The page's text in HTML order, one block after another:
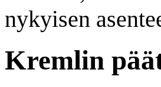
nykyisen
Kremlin